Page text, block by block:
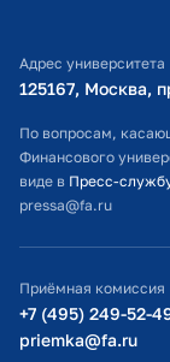
Оплата обучения
Расписание
Студенческий
Официальный
Министерство
Министерство
Адрес университета
125167, Москва,
По вопросам,
Финансового
виде в Пресс-
pressa@fa.ru
Приёмная комиссия
+7 (495) 249-52-
priemka@fa.ru